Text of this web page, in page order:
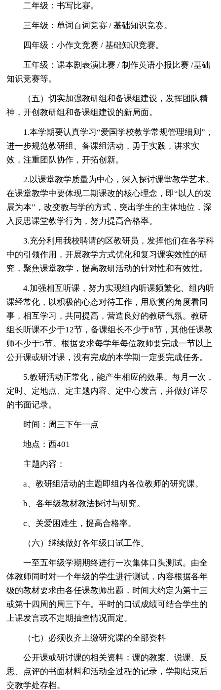
二年级：书写比赛。
三年级：单词百词竞赛 / 基础知识竞赛。
四年级：小作文竞赛 / 基础知识竞赛。
五年级：课本剧表演比赛 / 制作英语小报比赛 /基础
知识竞赛等。
（五）切实加强教研组和备课组建设，发挥团队精
神，开创教研组和备课组建设的新局面。
1.本学期要认真学习“爱国学校教学常规管理细则”，
进一步规范教研组、备课组活动，勇于实践，讲求实
效，注重团队协作，开拓创新。
2.以课堂教学质量为中心，深入探讨课堂教学艺术。
在课堂教学中要体现二期课改的核心理念，即“以人的发
展为本”，改变教与学的方式，突出学生的主体地位，深
入反思课堂教学行为，努力提高合格率。
3.充分利用我校聘请的区教研员，发挥他们在各学科
中的引领作用，开展教学方式优化和复习课实效性的研
究，聚焦课堂教学，提高教研活动的针对性和有效性。
4.加强相互听课，努力实现组内听课频繁化、组内听
课经常化，以积极的心态对待工作，用欣赏的角度看同
事，相互学习，共同提高，营造良好的教研气氛。教研
组长听课不少于12节，备课组长不少于8节，其他任课教
师不少于5节。根据要求每学年每位教师要完成一节以上
公开课或研讨课，没有完成的本学期一定要完成任务。
5.教研活动正常化，能产生相应的效果。每月一次，
定时、定地点、定主题内容、定中心发言，并做好详尽
的书面记录。
时间：周三下午一点
地点：西401
主题内容：
a、教研组活动的主题即组内各位教师的研究课。
b、各年级教材教法探讨与研究。
c、关爱困难生，提高合格率。
（六）继续做好各年级口试工作。
一至五年级学期期终进行一次集体口头测试。由全
体教师同时对一个年级的学生进行测试，内容根据各年
级的教材要求由各任课教师出题，时间大约定为第十三
或第十四周的周三下午。平时的口试成绩可结合学生的
上课发言或不定期抽查情况而定。
（七）必须收齐上缴研究课的全部资料
公开课或研讨课的相关资料：课的教案、说课、反
思、点评的书面材料和活动全过程的记录，学期结束后
交教学处存档。